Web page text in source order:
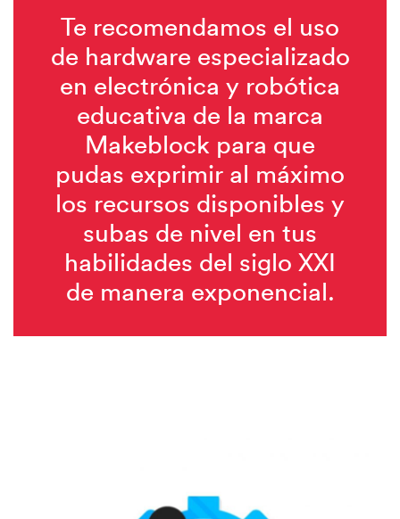
Te recomendamos el uso
de hardware especializado
en electrónica y robótica
educativa de la marca
Makeblock para que
pudas exprimir al máximo
los recursos disponibles y
subas de nivel en tus
habilidades del siglo XXI
de manera exponencial.